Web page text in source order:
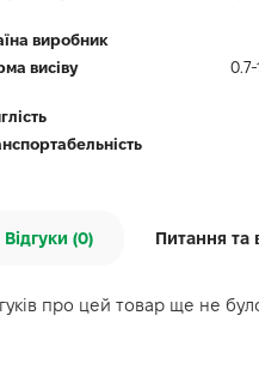
виробник
висіву
Відгуки (0) Питання та
про цей товар ще не